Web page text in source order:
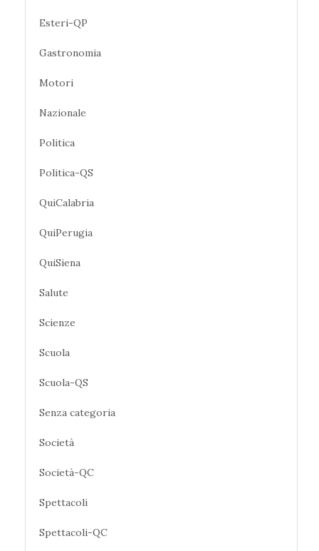
Esteri-QP
Gastronomia
Motori
Nazionale
Politica
Politica-QS
QuiCalabria
QuiPerugia
QuiSiena
Salute
Scienze
Scuola
Scuola-QS
Senza categoria
Società
Società-QC
Spettacoli
Spettacoli-QC